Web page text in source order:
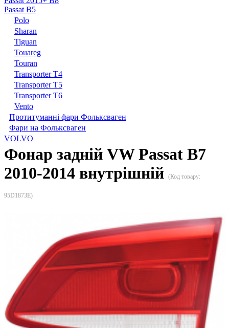
Passat B5
Polo
Sharan
Tiguan
Touareg
Touran
Transporter T4
Transporter T5
Transporter T6
Vento
Протитуманні фари Фольксваген
Фари на Фольксваген
VOLVO
Фонар задній VW Passat B7
2010-2014 внутрішній (Код товару:
95D1873E)